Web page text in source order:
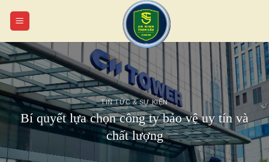
đến
dung
TIN TỨC & SỰ KIỆN
Bí quyết lựa chọn công ty bảo vệ uy tín và
chất lượng